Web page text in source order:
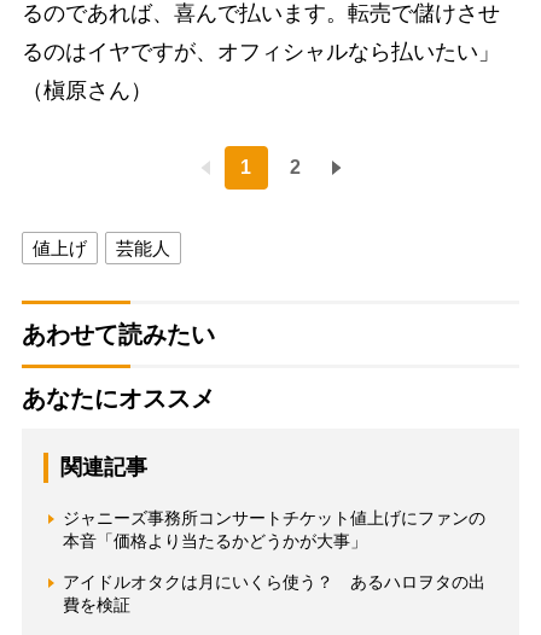
るのであれば、喜んで払います。転売で儲けさせ
るのはイヤですが、オフィシャルなら払いたい」
（槇原さん）
1 2
値上げ 芸能人
あわせて読みたい
あなたにオススメ
関連記事
ジャニーズ事務所コンサートチケット値上げにファンの
本音「価格より当たるかどうかが大事」
アイドルオタクは月にいくら使う？ あるハロヲタの出
費を検証